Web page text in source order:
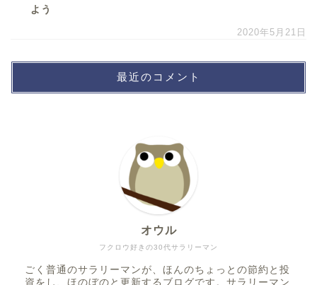
よう
2020年5月21日
最近のコメント
フクロウ好きの30代サラリーマン
オウル
ごく普通のサラリーマンが、ほんのちょっとの節約と投
資をし、ほのぼのと更新するブログです。サラリーマン